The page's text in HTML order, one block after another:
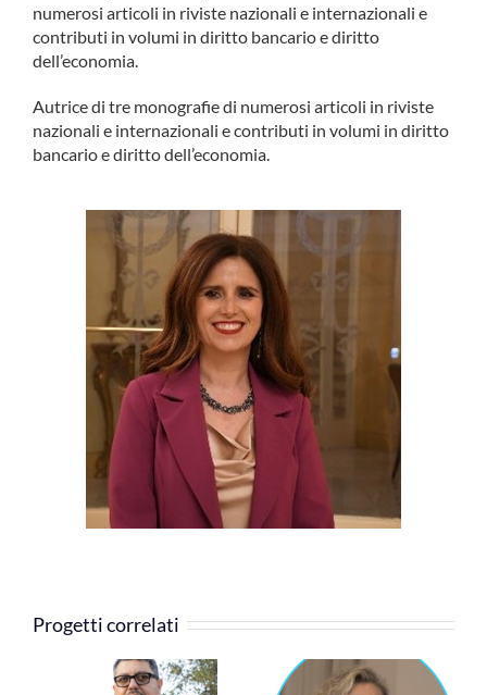
numerosi articoli in riviste nazionali e internazionali e
contributi in volumi in diritto bancario e diritto
dell’economia.
Autrice di tre monografie di numerosi articoli in riviste
nazionali e internazionali e contributi in volumi in diritto
bancario e diritto dell’economia.
Progetti correlati